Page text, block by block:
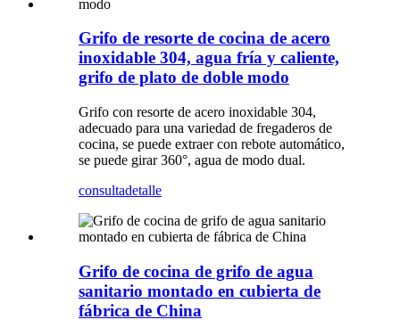
Grifo de resorte de cocina de acero
inoxidable 304, agua fría y caliente,
grifo de plato de doble modo
Grifo con resorte de acero inoxidable 304,
adecuado para una variedad de fregaderos de
cocina, se puede extraer con rebote automático,
se puede girar 360°, agua de modo dual.
consultadetalle
Grifo de cocina de grifo de agua
sanitario montado en cubierta de
fábrica de China